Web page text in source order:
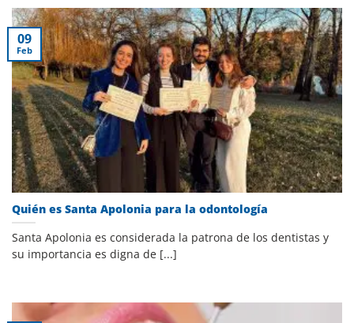
Quién es Santa Apolonia para la odontología
Santa Apolonia es considerada la patrona de los dentistas y
su importancia es digna de [...]
09
Feb